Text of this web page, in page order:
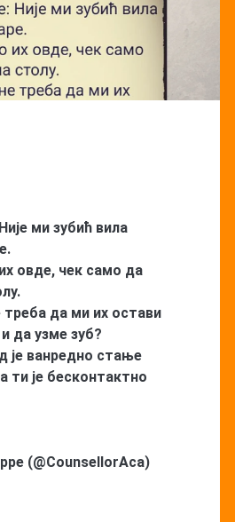
ми зубић вила
овде, чек само да
треба да ми их остави
да узме зуб?
је ванредно стање
ти је бесконтактно
(@CounsellorAca)